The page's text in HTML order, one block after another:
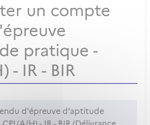
un compte
pratique -
- IR - BIR
d'épreuve d'aptitude